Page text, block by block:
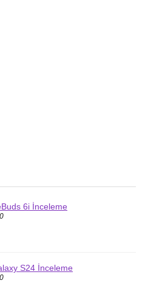
6i İnceleme
0
S24 İnceleme
0